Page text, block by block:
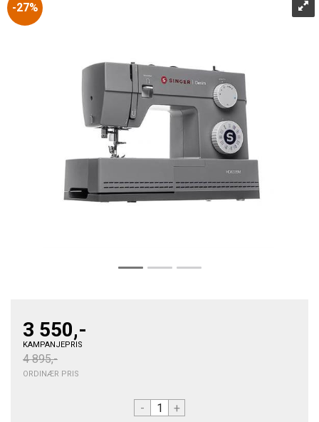
27%
3 550,-
KAMPANJEPRIS
4 895,-
ORDINÆR PRIS
- +